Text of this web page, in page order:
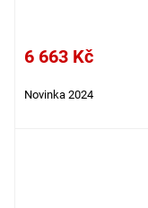
6 663 Kč
Novinka 2024